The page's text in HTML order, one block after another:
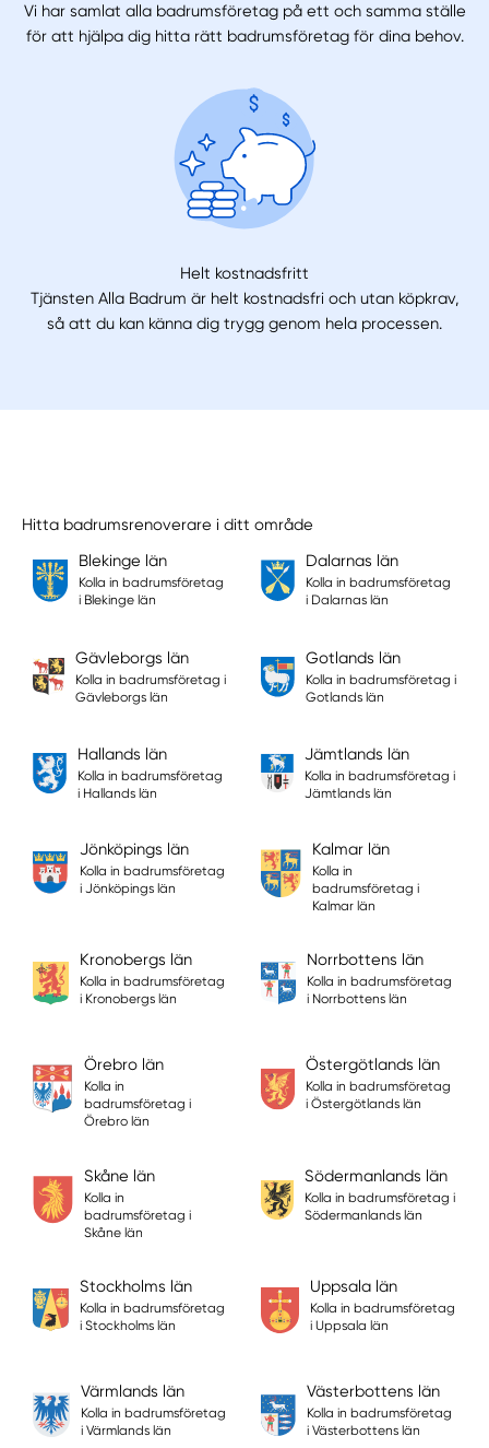
Vi har samlat alla badrumsföretag på ett och samma ställe
för att hjälpa dig hitta rätt badrumsföretag för dina behov.
Helt kostnadsfritt
Tjänsten Alla Badrum är helt kostnadsfri och utan köpkrav,
så att du kan känna dig trygg genom hela processen.
Hitta badrumsrenoverare i ditt område
Blekinge län
Kolla in badrumsföretag
i Blekinge län
Dalarnas län
Kolla in badrumsföretag
i Dalarnas län
Gävleborgs län
Kolla in badrumsföretag i
Gävleborgs län
Gotlands län
Kolla in badrumsföretag i
Gotlands län
Hallands län
Kolla in badrumsföretag
i Hallands län
Jämtlands län
Kolla in badrumsföretag i
Jämtlands län
Jönköpings län
Kolla in badrumsföretag
i Jönköpings län
Kalmar län
Kolla in
badrumsföretag i
Kalmar län
Kronobergs län
Kolla in badrumsföretag
i Kronobergs län
Norrbottens län
Kolla in badrumsföretag
i Norrbottens län
Örebro län
Kolla in
badrumsföretag i
Örebro län
Östergötlands län
Kolla in badrumsföretag
i Östergötlands län
Skåne län
Kolla in
badrumsföretag i
Skåne län
Södermanlands län
Kolla in badrumsföretag i
Södermanlands län
Stockholms län
Kolla in badrumsföretag
i Stockholms län
Uppsala län
Kolla in badrumsföretag
i Uppsala län
Värmlands län
Kolla in badrumsföretag
i Värmlands län
Västerbottens län
Kolla in badrumsföretag
i Västerbottens län